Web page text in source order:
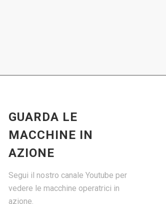
GUARDA LE
MACCHINE IN
AZIONE
Segui il nostro canale Youtube per
vedere le macchine operatrici in
azione.